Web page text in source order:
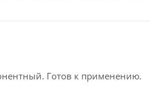
Готов к применению.